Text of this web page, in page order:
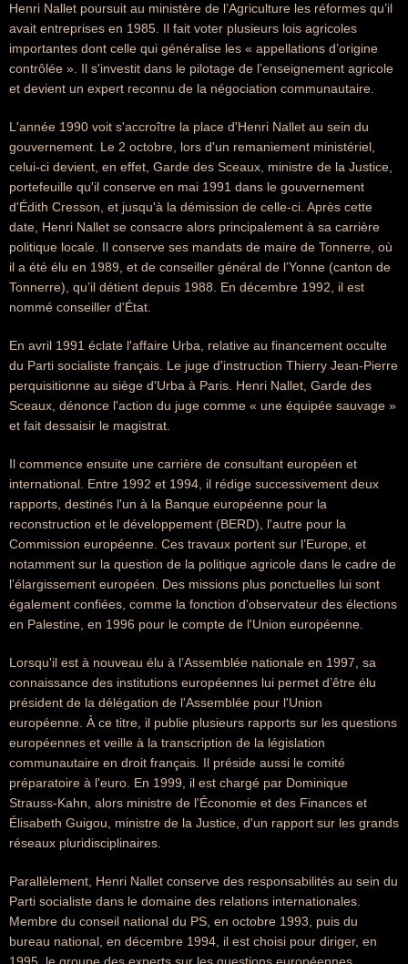
Henri Nallet poursuit au ministère de l’Agriculture les réformes qu’il
avait entreprises en 1985. Il fait voter plusieurs lois agricoles
importantes dont celle qui généralise les « appellations d’origine
contrôlée ». Il s'investit dans le pilotage de l’enseignement agricole
et devient un expert reconnu de la négociation communautaire.
L'année 1990 voit s'accroître la place d'Henri Nallet au sein du
gouvernement. Le 2 octobre, lors d'un remaniement ministériel,
celui-ci devient, en effet, Garde des Sceaux, ministre de la Justice,
portefeuille qu'il conserve en mai 1991 dans le gouvernement
d'Édith Cresson, et jusqu'à la démission de celle-ci. Après cette
date, Henri Nallet se consacre alors principalement à sa carrière
politique locale. Il conserve ses mandats de maire de Tonnerre, où
il a été élu en 1989, et de conseiller général de l’Yonne (canton de
Tonnerre), qu’il détient depuis 1988. En décembre 1992, il est
nommé conseiller d'État.
En avril 1991 éclate l'affaire Urba, relative au financement occulte
du Parti socialiste français. Le juge d'instruction Thierry Jean-Pierre
perquisitionne au siège d'Urba à Paris. Henri Nallet, Garde des
Sceaux, dénonce l'action du juge comme « une équipée sauvage »
et fait dessaisir le magistrat.
Il commence ensuite une carrière de consultant européen et
international. Entre 1992 et 1994, il rédige successivement deux
rapports, destinés l'un à la Banque européenne pour la
reconstruction et le développement (BERD), l'autre pour la
Commission européenne. Ces travaux portent sur l’Europe, et
notamment sur la question de la politique agricole dans le cadre de
l’élargissement européen. Des missions plus ponctuelles lui sont
également confiées, comme la fonction d'observateur des élections
en Palestine, en 1996 pour le compte de l'Union européenne.
Lorsqu'il est à nouveau élu à l’Assemblée nationale en 1997, sa
connaissance des institutions européennes lui permet d’être élu
président de la délégation de l'Assemblée pour l'Union
européenne. À ce titre, il publie plusieurs rapports sur les questions
européennes et veille à la transcription de la législation
communautaire en droit français. Il préside aussi le comité
préparatoire à l'euro. En 1999, il est chargé par Dominique
Strauss-Kahn, alors ministre de l'Économie et des Finances et
Élisabeth Guigou, ministre de la Justice, d'un rapport sur les grands
réseaux pluridisciplinaires.
Parallèlement, Henri Nallet conserve des responsabilités au sein du
Parti socialiste dans le domaine des relations internationales.
Membre du conseil national du PS, en octobre 1993, puis du
bureau national, en décembre 1994, il est choisi pour diriger, en